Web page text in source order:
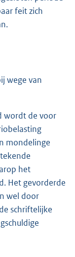
feit zich
wege van
wordt de voor
mondelinge
het
Het gevorderde
wel door
schriftelijke